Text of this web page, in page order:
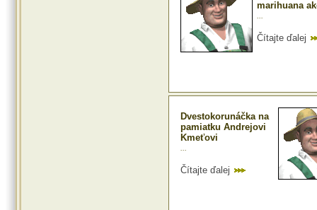
marihuana
...
Čítajte ďalej
Dvestokorunáčka na
pamiatku Andrejovi
Kmeťovi
...
Čítajte ďalej